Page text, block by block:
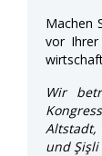
Machen
vor Ihrer
Wir
Altstadt,
und